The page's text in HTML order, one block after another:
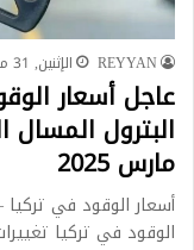
REYYAN الإثنين, 31 مارس, 2025
عاجل أسعار
مارس 2025
الوقود في تركيا